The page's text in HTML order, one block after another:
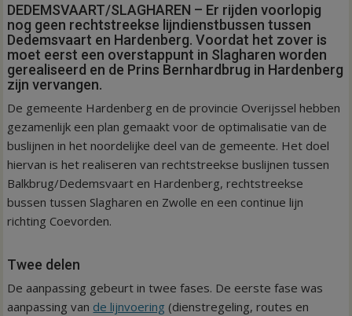
DEDEMSVAART/SLAGHAREN – Er rijden voorlopig
nog geen rechtstreekse lijndienstbussen tussen
Dedemsvaart en Hardenberg. Voordat het zover is
moet eerst een overstappunt in Slagharen worden
gerealiseerd en de Prins Bernhardbrug in Hardenberg
zijn vervangen.
De gemeente Hardenberg en de provincie Overijssel hebben
gezamenlijk een plan gemaakt voor de optimalisatie van de
buslijnen in het noordelijke deel van de gemeente. Het doel
hiervan is het realiseren van rechtstreekse buslijnen tussen
Balkbrug/Dedemsvaart en Hardenberg, rechtstreekse
bussen tussen Slagharen en Zwolle en een continue lijn
richting Coevorden.
Twee delen
De aanpassing gebeurt in twee fases. De eerste fase was
aanpassing van de lijnvoering (dienstregeling, routes en